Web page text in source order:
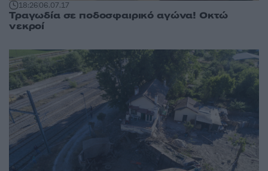
18:2606.07.17
Τραγωδία σε ποδοσφαιρικό αγώνα! Οκτώ
νεκροί